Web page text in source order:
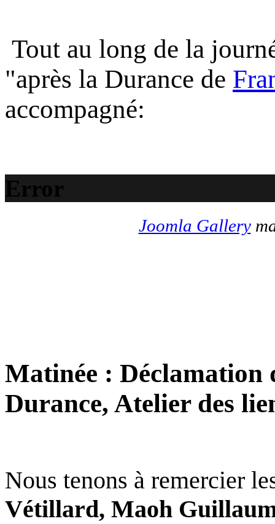
Tout au long de la
"après la Durance de
accompagné:
Error
Joomla Gallery
Matinée : Déclamation
Durance, Atelier des
Nous tenons à remercier
Vétillard, Maoh